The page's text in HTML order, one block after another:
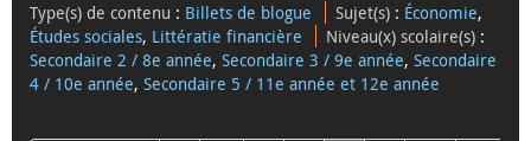
Type(s) de contenu : Billets de blogue Sujet(s) : Économie,
Études sociales, Littératie financière Niveau(x) scolaire(s) :
Secondaire 2 / 8e année, Secondaire 3 / 9e année, Secondaire
4 / 10e année, Secondaire 5 / 11e année et 12e année